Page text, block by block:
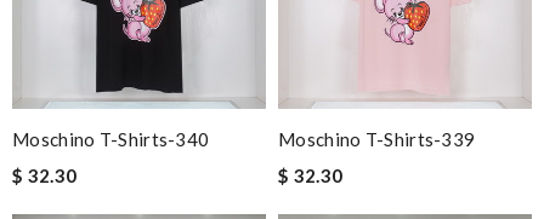
Moschino T-Shirts-340
$ 32.30
Moschino T-Shirts-339
$ 32.30